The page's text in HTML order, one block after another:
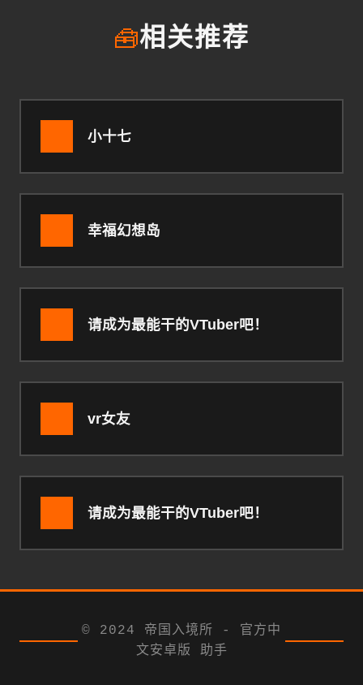
🧰相关推荐
小十七
幸福幻想岛
请成为最能干的VTuber吧！
vr女友
请成为最能干的VTuber吧！
© 2024 帝国入境所 - 官方中
文安卓版 助手